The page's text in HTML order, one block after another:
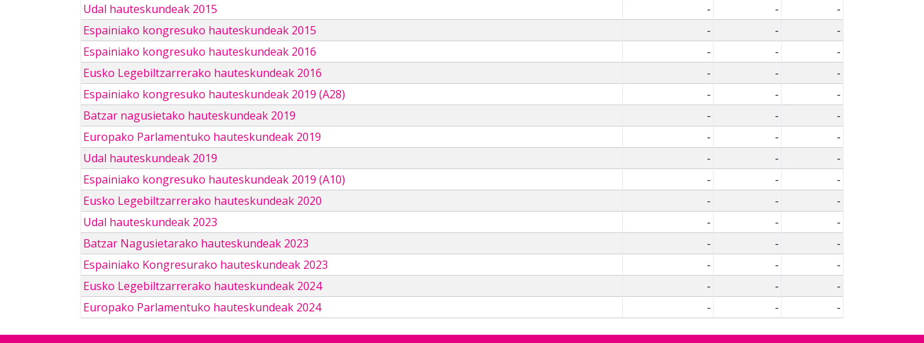
Udal hauteskundeak 2015
- -
-
Espainiako kongresuko hauteskundeak 2015
- -
-
Espainiako kongresuko hauteskundeak 2016
- -
-
Eusko Legebiltzarrerako hauteskundeak 2016
- -
-
Espainiako kongresuko hauteskundeak 2019 (A28)
- -
-
Batzar nagusietako hauteskundeak 2019
- -
-
Europako Parlamentuko hauteskundeak 2019
- -
-
Udal hauteskundeak 2019
- -
-
Espainiako kongresuko hauteskundeak 2019 (A10)
- -
-
Eusko Legebiltzarrerako hauteskundeak 2020
- -
-
Udal hauteskundeak 2023
- -
-
Batzar Nagusietarako hauteskundeak 2023
- -
-
Espainiako Kongresurako hauteskundeak 2023
- -
-
Eusko Legebiltzarrerako hauteskundeak 2024
- -
-
Europako Parlamentuko hauteskundeak 2024
- - -